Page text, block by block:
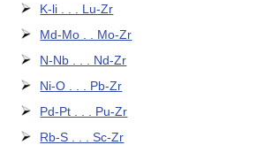
K-li . . . Lu-Zr
Md-Mo . . Mo-Zr
N-Nb . . . Nd-Zr
Ni-O . . . Pb-Zr
Pd-Pt . . . Pu-Zr
Rb-S . . . Sc-Zr